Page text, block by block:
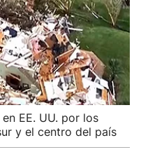
EE. UU. por los
y el centro del país